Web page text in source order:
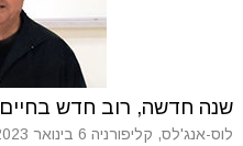
שנה חדשה, רוב חדש בחיים
לוס-אנג'לס, קליפורניה 6 בינואר 2023